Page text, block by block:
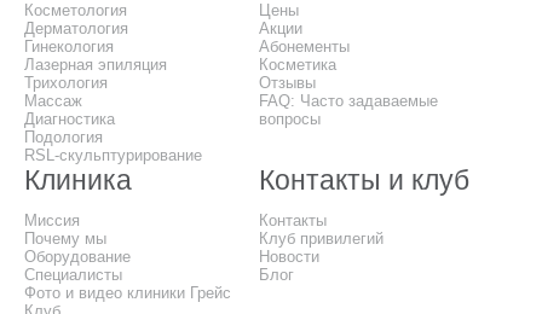
Косметология
Дерматология
Гинекология
Лазерная эпиляция
Трихология
Массаж
Диагностика
Подология
RSL-скульптурирование
Цены
Акции
Абонементы
Косметика
Отзывы
FAQ: Часто задаваемые
вопросы
Клиника
Миссия
Почему мы
Оборудование
Специалисты
Фото и видео клиники Грейс
Контакты и клуб
Контакты
Клуб привилегий
Новости
Блог